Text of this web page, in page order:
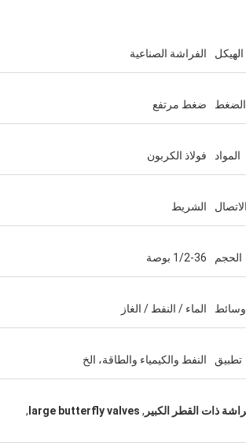
الهيكل الفراشة الصناعية
الضغط ضغط مرتفع
المواد فولاذ الكربون
الاتصال الشريط
الحجم 1/2-36 بوصة
وسائط الماء / النفط / الغاز
تطبيق النفط والكيمياء والطاقة، الخ
ذات القطر الكبير ,
large butterfly valves
,